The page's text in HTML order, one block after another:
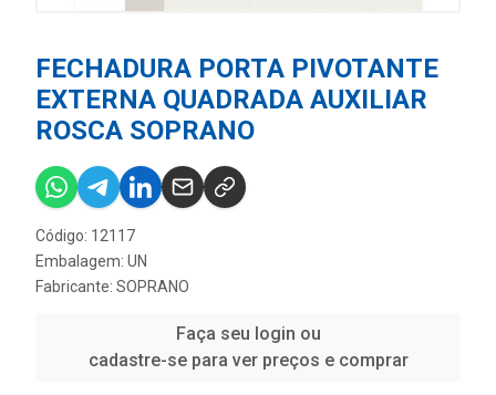
FECHADURA PORTA PIVOTANTE
EXTERNA QUADRADA AUXILIAR
ROSCA SOPRANO
Código: 12117
Embalagem: UN
Fabricante: SOPRANO
Faça seu login ou
cadastre-se para ver preços e comprar